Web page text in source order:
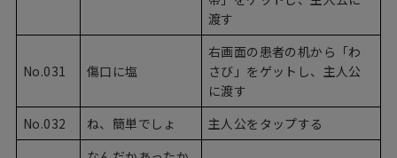
渡す
No.031 傷口に塩
右画面の患者の机から「わ
さび」をゲットし、主人公
に渡す
No.032
ね、簡単でしょ 主人公をタップする